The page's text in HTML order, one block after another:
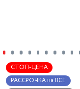
СТОП-ЦЕНА
РАССРОЧКА на ВСЁ